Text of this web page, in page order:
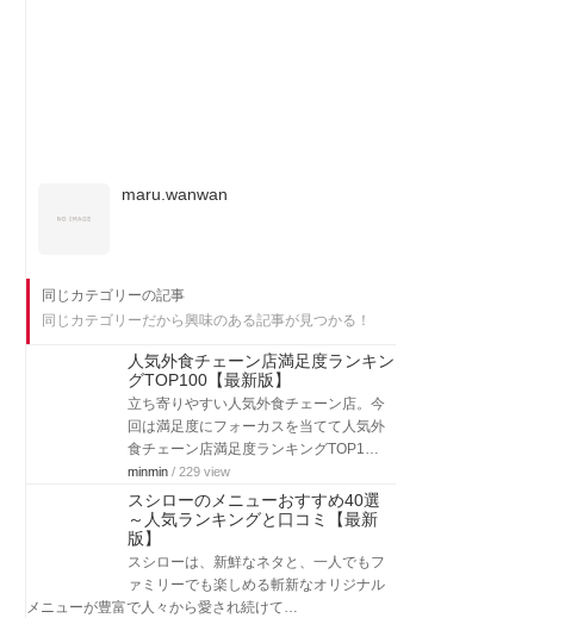
maru.wanwan
同じカテゴリーの記事
同じカテゴリーだから興味のある記事が見つかる！
人気外食チェーン店満足度ランキン
グTOP100【最新版】
立ち寄りやすい人気外食チェーン店。今
回は満足度にフォーカスを当てて人気外
食チェーン店満足度ランキングTOP1…
minmin / 229 view
スシローのメニューおすすめ40選
～人気ランキングと口コミ【最新
版】
スシローは、新鮮なネタと、一人でもフ
ァミリーでも楽しめる斬新なオリジナル
メニューが豊富で人々から愛され続けて…